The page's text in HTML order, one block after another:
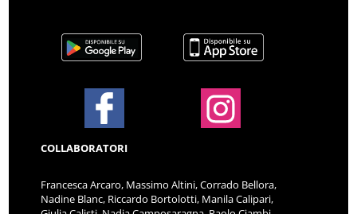
COLLABORATORI
Francesca Arcaro, Massimo Altini, Corrado Bellora,
Nadine Blanc, Riccardo Bortolotti, Manila Calipari,